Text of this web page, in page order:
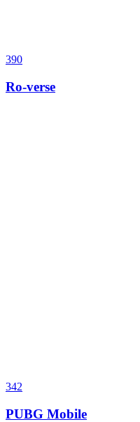
390
Ro-verse
342
PUBG Mobile